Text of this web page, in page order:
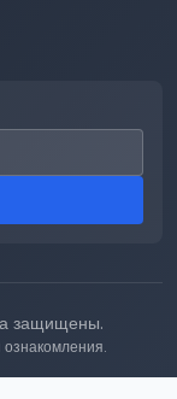
защищены.